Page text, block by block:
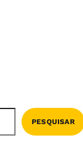
PESQUISAR